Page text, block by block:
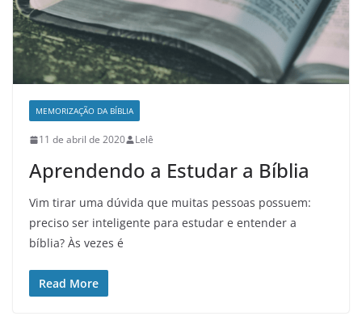
MEMORIZAÇÃO DA BÍBLIA
11 de abril de 2020 Lelê
Aprendendo a Estudar a Bíblia
Vim tirar uma dúvida que muitas pessoas possuem:
preciso ser inteligente para estudar e entender a
bíblia? Às vezes é
Read More